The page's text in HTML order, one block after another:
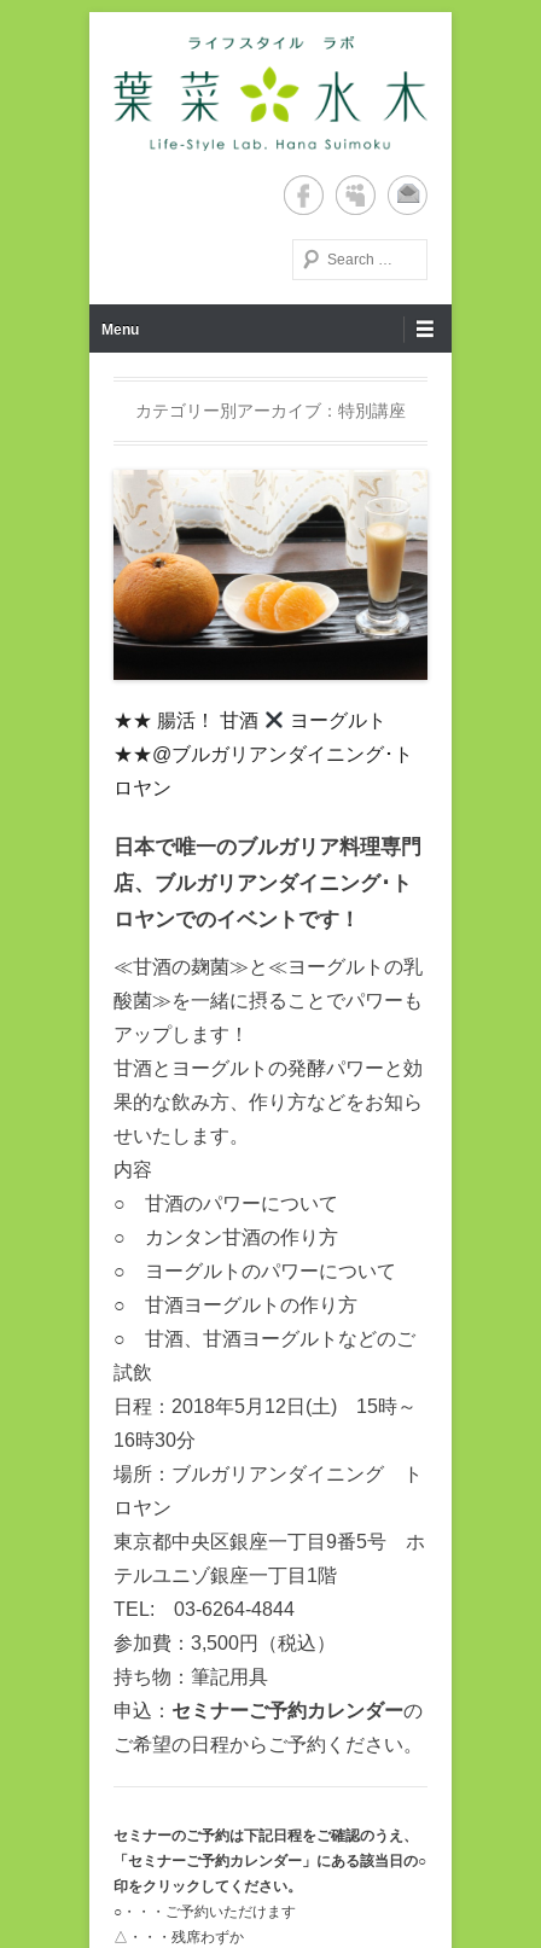
ライフスタイルラボ・葉菜水
木ホームページ
検索する
Menu
カテゴリー別アーカイブ： 特別講座
★★ 腸活！ 甘酒
ヨーグルト
★★@ブルガリアンダイニング･ト
ロヤン
日本で唯一のブルガリア料理専門
店、ブルガリアンダイニング･ト
ロヤンでのイベントです！
≪甘酒の麹菌≫と≪ヨーグルトの乳
酸菌≫を一緒に摂ることでパワーも
アップします！
甘酒とヨーグルトの発酵パワーと効
果的な飲み方、作り方などをお知ら
せいたします。
内容
○ 甘酒のパワーについて
○ カンタン甘酒の作り方
○ ヨーグルトのパワーについて
○ 甘酒ヨーグルトの作り方
○ 甘酒、甘酒ヨーグルトなどのご
試飲
日程：2018年5月12日(土) 15時～
16時30分
場所：ブルガリアンダイニング ト
ロヤン
東京都中央区銀座一丁目9番5号 ホ
テルユニゾ銀座一丁目1階
TEL: 03-6264-4844
参加費：3,500円（税込）
持ち物：筆記用具
申込： セミナーご予約カレンダーの
ご希望の日程からご予約ください。
セミナーのご予約は下記日程をご確認のうえ、
「セミナーご予約カレンダー」にある該当日の○
印をクリックしてください。
○・・・ご予約いただけます
△・・・残席わずか